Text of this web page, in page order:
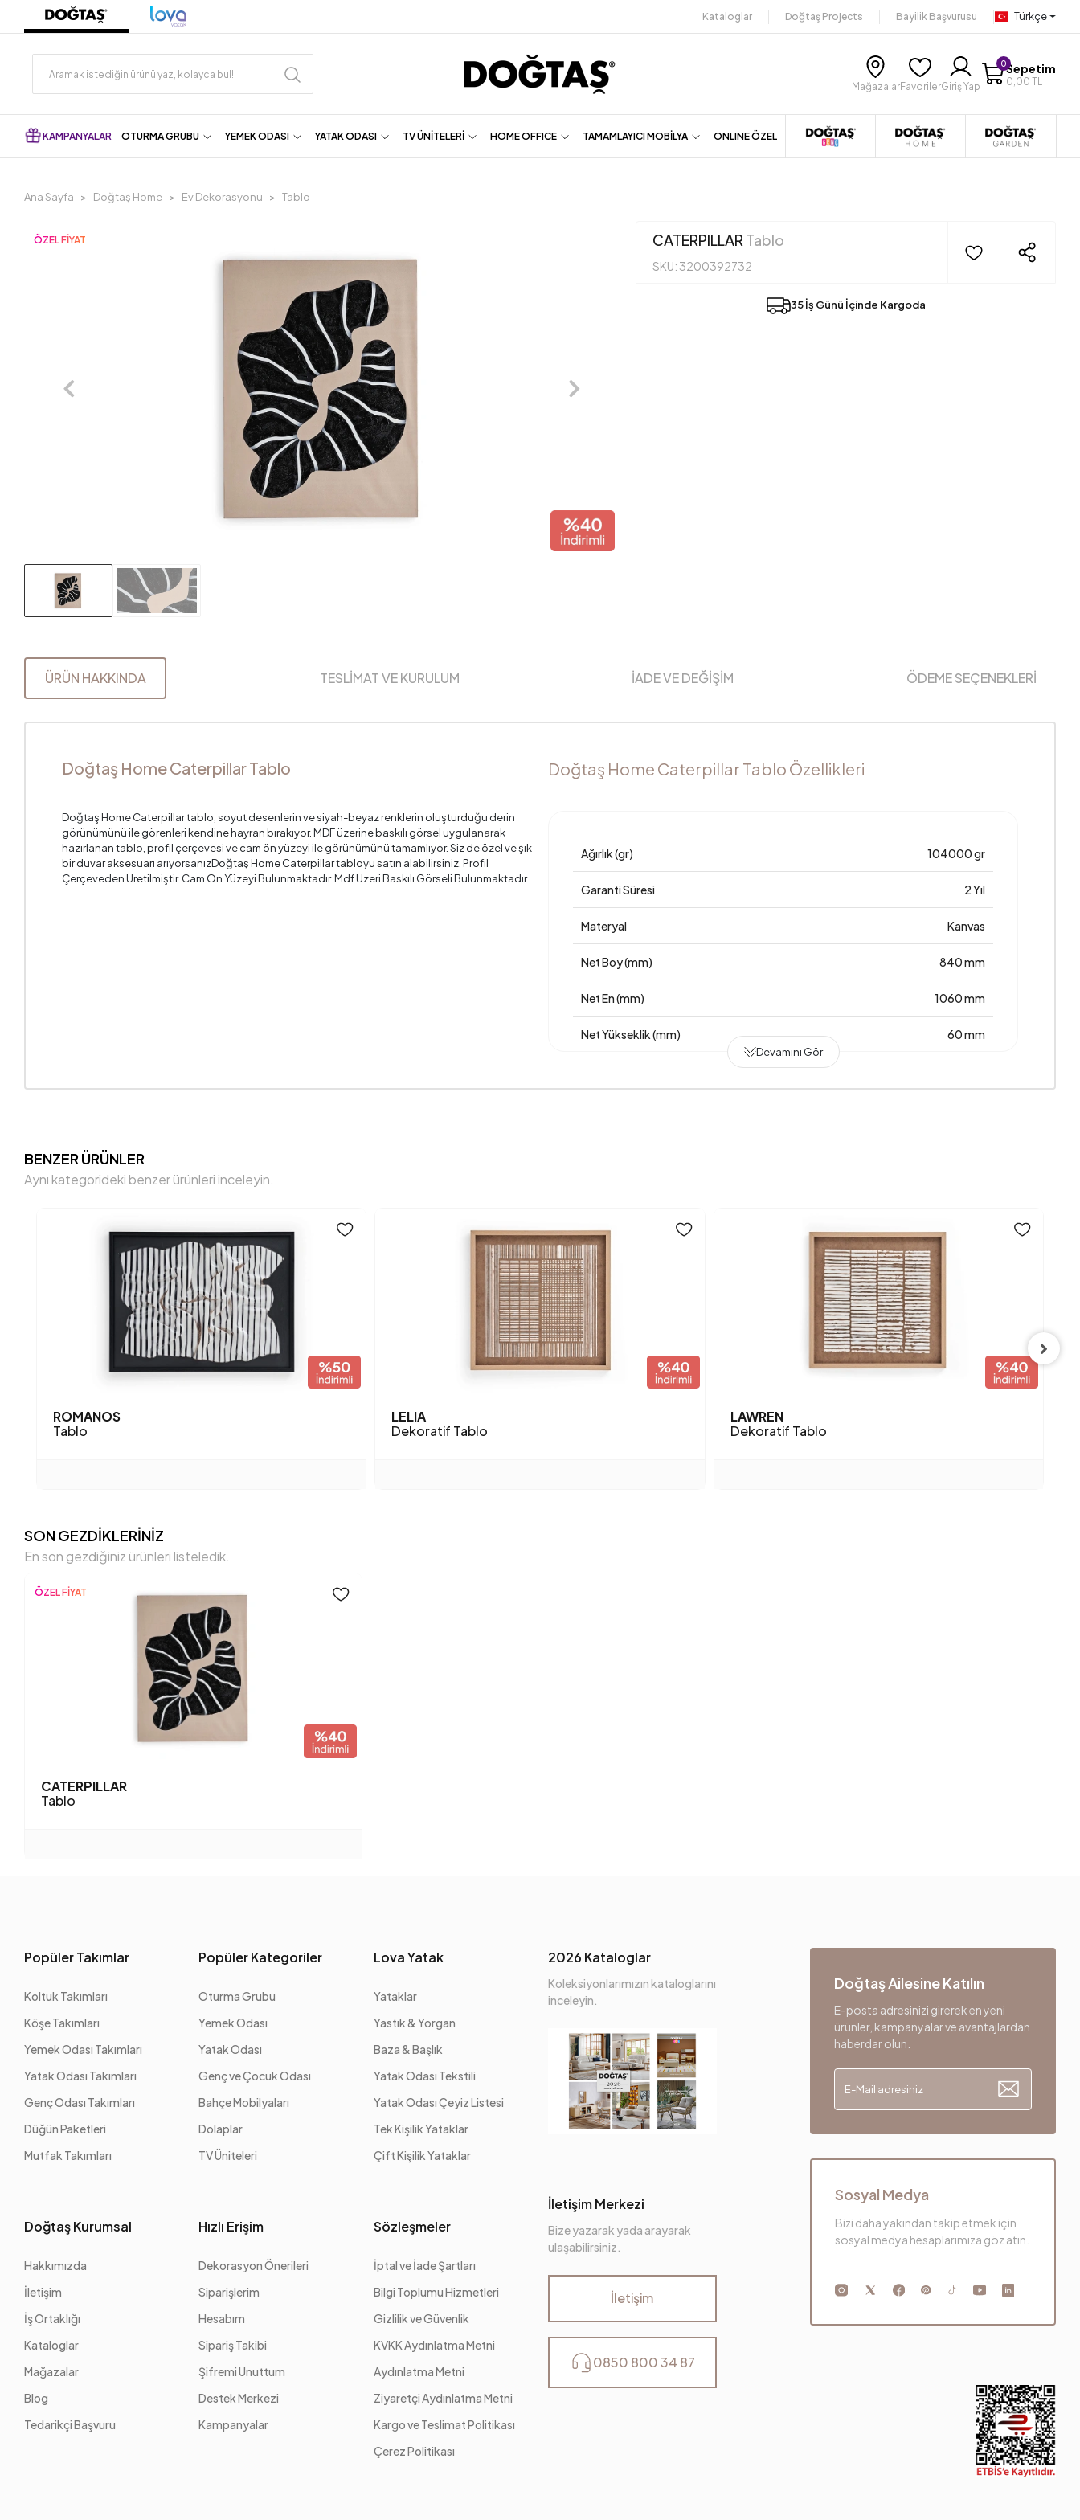
Kataloglar Doğtaş Projects Bayilik Başvurusu Türkçe
MağazalarFavorilerGiriş Yap
0Sepetim
0,00 TL
KAMPANYALAR OTURMA GRUBU YEMEK ODASI YATAK ODASI TV ÜNİTELERİ HOME OFFICE TAMAMLAYICI MOBİLYA ONLINE ÖZEL
Ana Sayfa Doğtaş Home Ev Dekorasyonu Tablo
ÖZEL FİYAT CATERPILLAR Tablo
SKU: 3200392732
35 İş Günü İçinde Kargoda
ÜRÜN HAKKINDA TESLİMAT VE KURULUM İADE VE DEĞİŞİM ÖDEME SEÇENEKLERİ
Doğtaş Home Caterpillar Tablo
Doğtaş Home Caterpillar tablo, soyut desenlerin ve siyah-beyaz renklerin oluşturduğu derin
görünümünü ile görenleri kendine hayran bırakıyor. MDF üzerine baskılı görsel uygulanarak
hazırlanan tablo, profil çerçevesi ve cam ön yüzeyi ile görünümünü tamamlıyor. Siz de özel ve şık
bir duvar aksesuarı arıyorsanızDoğtaş Home Caterpillar tabloyu satın alabilirsiniz. Profil
Çerçeveden Üretilmiştir. Cam Ön Yüzeyi Bulunmaktadır. Mdf Üzeri Baskılı Görseli Bulunmaktadır.
Doğtaş Home Caterpillar Tablo Özellikleri
Ağırlık (gr) 104000 gr
Garanti Süresi 2 Yıl
Materyal Kanvas
Net Boy (mm) 840 mm
Net En (mm) 1060 mm
Net Yükseklik (mm) 60 mm
Devamını Gör
BENZER ÜRÜNLER
Aynı kategorideki benzer ürünleri inceleyin.
ROMANOS
Tablo
LELIA
Dekoratif Tablo
LAWREN
Dekoratif Tablo
SON GEZDİKLERİNİZ
En son gezdiğiniz ürünleri listeledik.
ÖZEL FİYAT
CATERPILLAR
Tablo
Popüler Takımlar
Koltuk Takımları
Köşe Takımları
Yemek Odası Takımları
Yatak Odası Takımları
Genç Odası Takımları
Düğün Paketleri
Mutfak Takımları
Popüler Kategoriler
Oturma Grubu
Yemek Odası
Yatak Odası
Genç ve Çocuk Odası
Bahçe Mobilyaları
Dolaplar
TV Üniteleri
Lova Yatak
Yataklar
Yastık & Yorgan
Baza & Başlık
Yatak Odası Tekstili
Yatak Odası Çeyiz Listesi
Tek Kişilik Yataklar
Çift Kişilik Yataklar
Doğtaş Kurumsal
Hakkımızda
İletişim
İş Ortaklığı
Kataloglar
Mağazalar
Blog
Tedarikçi Başvuru
Hızlı Erişim
Dekorasyon Önerileri
Siparişlerim
Hesabım
Sipariş Takibi
Şifremi Unuttum
Destek Merkezi
Kampanyalar
Sözleşmeler
İptal ve İade Şartları
Bilgi Toplumu Hizmetleri
Gizlilik ve Güvenlik
KVKK Aydınlatma Metni
Aydınlatma Metni
Ziyaretçi Aydınlatma Metni
Kargo ve Teslimat Politikası
Çerez Politikası
2026 Kataloglar
Koleksiyonlarımızın kataloglarını
inceleyin.
İletişim Merkezi
Bize yazarak yada arayarak
ulaşabilirsiniz.
İletişim
0850 800 34 87
Doğtaş Ailesine Katılın
E-posta adresinizi girerek en yeni
ürünler, kampanyalar ve avantajlardan
haberdar olun.
Sosyal Medya
Bizi daha yakından takip etmek için
sosyal medya hesaplarımıza göz atın.